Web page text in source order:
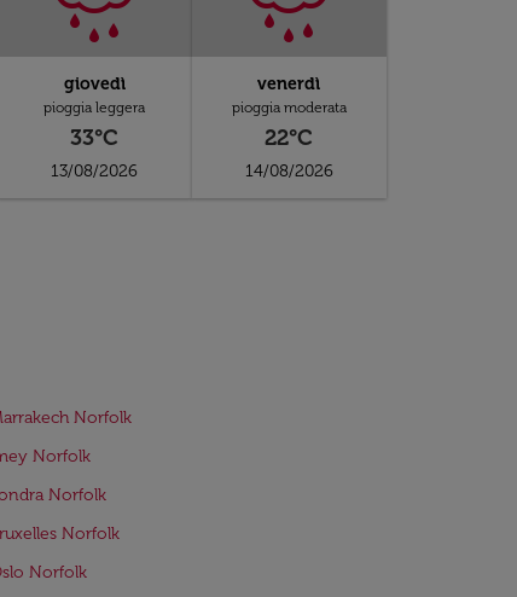
giovedì
pioggia leggera
33°C
13/08/2026
venerdì
pioggia moderata
22°C
14/08/2026
Norfolk
Norfolk
Norfolk
Norfolk
Norfolk